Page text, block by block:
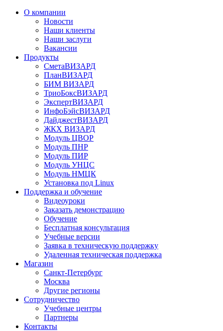
О компании
Новости
Наши клиенты
Наши заслуги
Вакансии
Продукты
СметаВИЗАРД
ПланВИЗАРД
БИМ ВИЗАРД
ТриоБоксВИЗАРД
ЭкспертВИЗАРД
ИнфоБэйсВИЗАРД
ДайджестВИЗАРД
ЖКХ ВИЗАРД
Модуль ЦВОР
Модуль ПНР
Модуль ПИР
Модуль УНЦС
Модуль НМЦК
Установка под Linux
Поддержка и обучение
Видеоуроки
Заказать демонстрацию
Обучение
Бесплатная консультация
Учебные версии
Заявка в техническую поддержку
Удаленная техническая поддержка
Магазин
Санкт-Петербург
Москва
Другие регионы
Сотрудничество
Учебные центры
Партнеры
Контакты